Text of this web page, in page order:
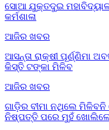
ସୋଆ ଯୁକ୍ତଦୁଇ
କର୍ମଶାଳା
ଆଜିର ଖବର
ଆସନ୍ତା ରାକ୍ଷୀ ପୂର୍ଣ୍ଣିମା
କିସ୍ତି ଟଙ୍କା ମିଳିବ
ଆଜିର ଖବର
ଗାଡ଼ିର ବୀମା ନଥିଲେ
ନିଷ୍ପତ୍ତି ପରେ ମୁହଁ